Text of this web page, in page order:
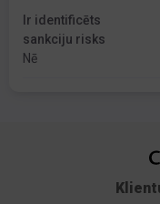
Ir identificēts
sankciju risks
Nē